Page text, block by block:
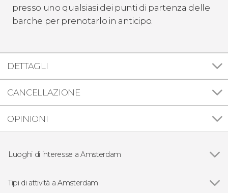
presso uno qualsiasi dei punti di partenza delle
barche per prenotarlo in anticipo.
DETTAGLI
CANCELLAZIONE
OPINIONI
Luoghi di interesse a Amsterdam
Quartiere ebraico di Amsterdam
Tipi di attività a Amsterdam